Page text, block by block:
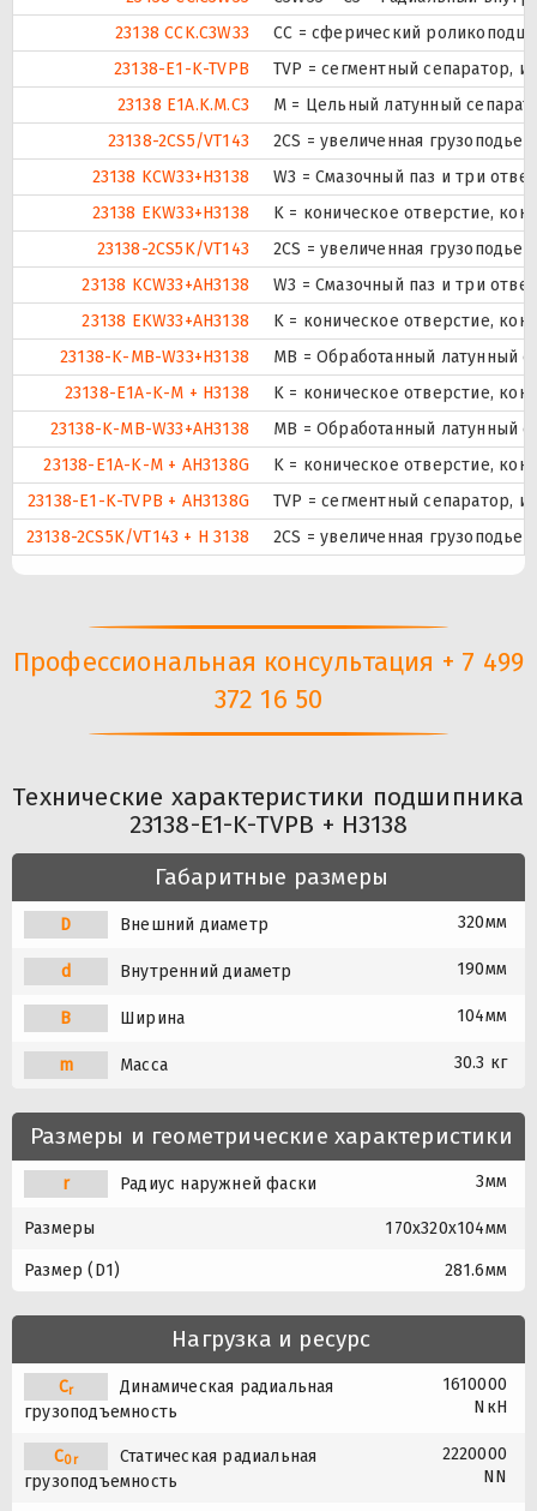
23138 CCK.C3W33
CC = сферический
23138-E1-K-TVPB
TVP = сегментный сепаратор,
23138 E1A.K.M.C3
M = Цельный латунный
23138-2CS5/VT143
2CS = увеличенная
23138 KCW33+H3138
W3 = Смазочный паз и три
23138 EKW33+H3138
K = коническое отверстие,
23138-2CS5K/VT143
2CS = увеличенная
23138 KCW33+AH3138
W3 = Смазочный паз и три
23138 EKW33+AH3138
K = коническое отверстие,
23138-K-MB-W33+H3138
MB = Обработанный латунный
23138-E1A-K-M + H3138
K = коническое отверстие,
23138-K-MB-W33+AH3138
MB = Обработанный латунный
23138-E1A-K-M + AH3138G
K = коническое отверстие,
23138-E1-K-TVPB + AH3138G
TVP = сегментный сепаратор,
23138-2CS5K/VT143 + H 3138
2CS = увеличенная
Профессиональная консультация + 7 499
372 16 50
Технические характеристики подшипника
23138-E1-K-TVPB + H3138
Габаритные размеры
D Внешний диаметр 320мм
d Внутренний диаметр 190мм
B Ширина 104мм
m Масса 30.3 кг
Размеры и геометрические характеристики
r Радиус наружней фаски 3мм
Размеры 170x320x104мм
Размер (D1) 281.6мм
Нагрузка и ресурс
Cr
Динамическая радиальная
грузоподъемность
1610000
NкН
C0r
Статическая радиальная
грузоподъемность
2220000
NN